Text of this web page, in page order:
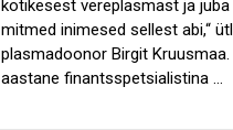
kotikesest vereplasmast ja juba
mitmed inimesed sellest abi,“
plasmadoonor Birgit
aastane finantsspetsialistina …